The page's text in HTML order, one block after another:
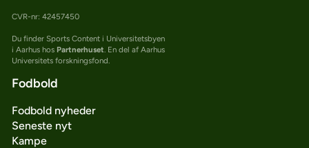
CVR-nr: 42457450
Du finder Sports Content i Universitetsbyen
i Aarhus hos Partnerhuset. En del af Aarhus
Universitets forskningsfond.
Fodbold
Fodbold nyheder
Seneste nyt
Kampe